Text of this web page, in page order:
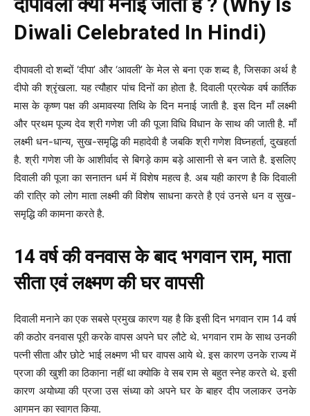
Diwali Celebrated In Hindi)
दीपावली दो शब्दों ‘दीपा’ और ‘आवली’ के मेल से बना एक शब्द है, जिसका अर्थ है
दीपो की श्रृंखला. यह त्यौहार पांच दिनों का होता है. दिवाली प्रत्येक वर्ष कार्तिक
मास के कृष्ण पक्ष की अमावस्या तिथि के दिन मनाई जाती है. इस दिन माँ लक्ष्मी
और प्रथम पूज्य देव श्री गणेश जी की पूजा विधि विधान के साथ की जाती है. माँ
लक्ष्मी धन-धान्य, सुख-समृद्धि की महादेवी है जबकि श्री गणेश विघ्नहर्ता, दुखहर्ता
है. श्री गणेश जी के आशीर्वाद से बिगड़े काम बड़े आसानी से बन जाते है. इसलिए
दिवाली की पूजा का सनातन धर्म में विशेष महत्व है. अब यही कारण है कि दिवाली
की रात्रि को लोग माता लक्ष्मी की विशेष साधना करते है एवं उनसे धन व सुख-
समृद्धि की कामना करते है.
14 वर्ष की वनवास के बाद भगवान राम, माता
सीता एवं लक्ष्मण की घर वापसी
दिवाली मनाने का एक सबसे प्रमुख कारण यह है कि इसी दिन भगवान राम 14 वर्ष
की कठोर वनवास पूरी करके वापस अपने घर लौटे थे. भगवान राम के साथ उनकी
पत्नी सीता और छोटे भाई लक्ष्मण भी घर वापस आये थे. इस कारण उनके राज्य में
प्रजा की खुशी का ठिकाना नहीं था क्योकि वे सब राम से बहुत स्नेह करते थे. इसी
कारण अयोध्या की प्रजा उस संध्या को अपने घर के बाहर दीप जलाकर उनके
आगमन का स्वागत किया.